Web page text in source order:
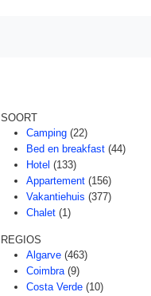
SOORT
Camping (22)
Bed en breakfast (44)
Hotel (133)
Appartement (156)
Vakantiehuis (377)
Chalet (1)
REGIOS
Algarve (463)
Coimbra (9)
Costa Verde (10)